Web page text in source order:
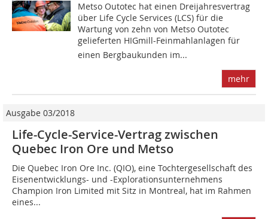
Metso Outotec hat einen Dreijahresvertrag
über Life Cycle Services (LCS) für die
Wartung von zehn von Metso Outotec
gelieferten HIGmill-Feinmahlanlagen für
einen Bergbaukunden im...
mehr
Ausgabe 03/2018
Life-Cycle-Service-Vertrag zwischen
Quebec Iron Ore und Metso
Die Quebec Iron Ore Inc. (QIO), eine Tochtergesellschaft des
Eisenentwicklungs- und -Explorationsunternehmens
Champion Iron Limited mit Sitz in Montreal, hat im Rahmen
eines...